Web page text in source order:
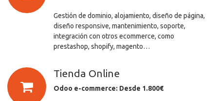
Gestión de dominio, alojamiento, diseño de página,
diseño responsive, mantenimiento, soporte,
integración con otros ecommerce, como
prestashop, shopify, magento…
Tienda Online
Odoo e-commerce: Desde 1.800€